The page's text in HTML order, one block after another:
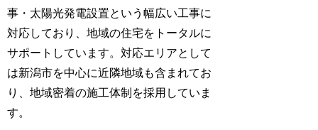
事・太陽光発電設置という幅広い工事に
対応しており、地域の住宅をトータルに
サポートしています。対応エリアとして
は新潟市を中心に近隣地域も含まれてお
り、地域密着の施工体制を採用していま
す。